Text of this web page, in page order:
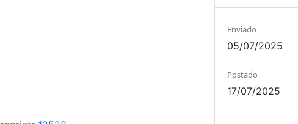
Enviado
05/07/2025
Postado
17/07/2025